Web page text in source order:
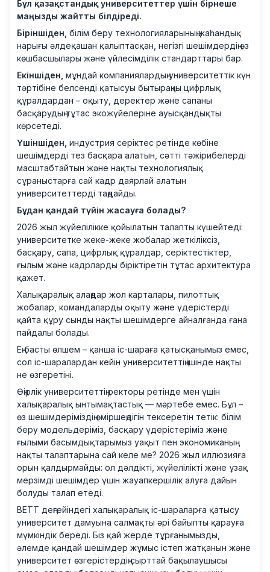
Бұл қазақстандық университеттер үшін бірнеше
маңызды жайтты білдіреді.
Біріншіден, білім беру технологияларының жаһандық
нарығы әлдеқашан қалыптасқан, негізгі шешімдердің өз
көшбасшылары және үйлесімділік стандарттары бар.
Екіншіден, мұндай компаниялардың университеттік күн
тәртібіне белсенді қатысуы бытыраңқы цифрлық
құралдардан – оқыту, деректер және сапаны
басқарудың тұтас экожүйелеріне ауысқандықты
көрсетеді.
Үшіншіден, индустрия серіктес ретінде көбіне
шешімдерді тез басқара алатын, сәтті тәжірибелерді
масштабтайтын және нақты технологиялық
сұраныстарға сай кадр даярлай алатын
университеттерді таңдайды.
Бұдан қандай түйін жасауға болады?
2026 жыл жүйелілікке қойылатын талапты күшейтеді:
университетке жеке-жеке жобалар жеткіліксіз,
басқару, сапа, цифрлық құралдар, серіктестіктер,
ғылым және кадрларды біріктіретін тұтас архитектура
қажет.
Халықаралық алаңдар жол карталары, пилоттық
жобалар, командаларды оқыту және үдерістерді
қайта құру сынды нақты шешімдерге айналғанда ғана
пайдалы болады.
Ең басты өлшем – қанша іс-шараға қатысқанымыз емес,
сол іс-шаралардан кейін университеттің ішінде нақты
не өзгеретіні.
Өңірлік университеттің ректоры ретінде мен үшін
халықаралық ынтымақтастық — мәртебе емес. Бұл –
өз шешімдеріміздің өміршеңдігін тексеретін тетік: білім
беру модельдеріміз, басқару үдерістеріміз және
ғылыми басымдықтарымыз уақыт пен экономиканың
нақты талаптарына сай келе ме? 2026 жыл иллюзияға
орын қалдырмайды: ол дәлдікті, жүйелілікті және ұзақ
мерзімді шешімдер үшін жауапкершілік алуға дайын
болуды талап етеді.
BETT деңгейіндегі халықаралық іс-шараларға қатысу
университет дамуына салмақты әрі байыпты қарауға
мүмкіндік береді. Біз қай жерде тұрғанымызды,
әлемде қандай шешімдер жұмыс істеп жатқанын және
университет өзгерістердің сырттай бақылаушысы